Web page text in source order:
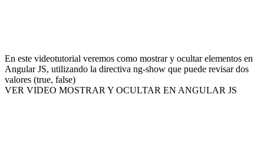
En este videotutorial veremos como mostrar y ocultar elementos en
Angular JS, utilizando la directiva ng-show que puede revisar dos
valores (true, false)
VER VIDEO MOSTRAR Y OCULTAR EN ANGULAR JS